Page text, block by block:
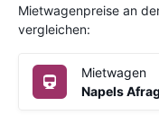
Mietwagenpreise an
vergleichen:
Mietwagen
Napels